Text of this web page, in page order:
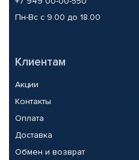
Пн-Вс с 9.00 до 18.00
Клиентам
Акции
Контакты
Оплата
Доставка
Обмен и возврат